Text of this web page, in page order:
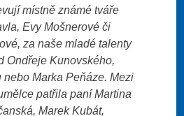
místně známé tváře
Evy Mošnerové či
za naše mladé talenty
Ondřeje Kunovského,
Marka Peňáze. Mezi
patřila paní Martina
Marek Kubát,